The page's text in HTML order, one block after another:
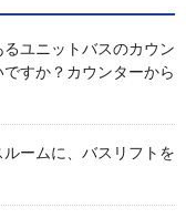
ユニットバスのカウン
すか？カウンターから
ームに、バスリフトを